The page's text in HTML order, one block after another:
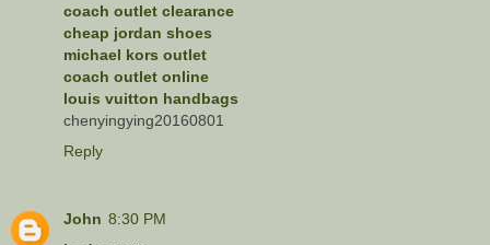
coach outlet clearance
cheap jordan shoes
michael kors outlet
coach outlet online
louis vuitton handbags
chenyingying20160801
Reply
John 8:30 PM